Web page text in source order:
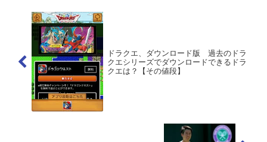
ドラクエ、ダウンロード版 過去のドラ
クエシリーズでダウンロードできるドラ
クエは？【その値段】